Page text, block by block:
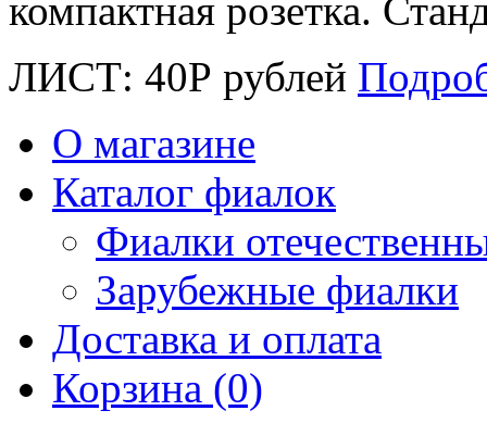
компактная розетка.
ЛИСТ: 40Р рублей
О магазине
Каталог фиалок
Фиалки
Зарубежные фиалки
Доставка и оплата
Корзина (0)